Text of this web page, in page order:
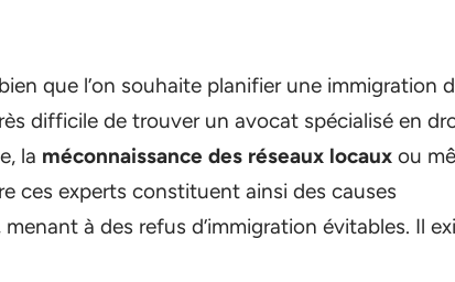
que l’on souhaite planifier une immigration
difficile de trouver un avocat spécialisé en
la méconnaissance des réseaux locaux ou
ces experts constituent ainsi des causes
à des refus d’immigration évitables. Il